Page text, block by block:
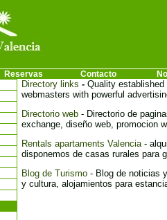
Reservas Contacto
Directory links - Quality
webmasters with powerful
Directorio web- Directorio de
exchange, diseño web, promocion
Rentals apartaments Valencia-
disponemos de casas rurales para
Blog de Turismo- Blog de noticias
y cultura, alojamientos para